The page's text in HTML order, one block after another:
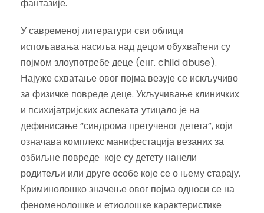
фантазије.
У савременој литератури сви облици
испољавања насиља над децом обухваћени су
појмом злоупотребе деце (енг. child abuse).
Најуже схватање овог појма везује се искључиво
за физичке повреде деце. Укључивање клиничких
и психијатријских аспеката утицало је на
дефинисање “синдрома претученог детета”, који
означава комплекс манифестација везаних за
озбиљне повреде које су детету нанели
родитељи или друге особе које се о њему старају.
Криминолошко значење овог појма односи се на
феноменолошке и етиолошке карактеристике